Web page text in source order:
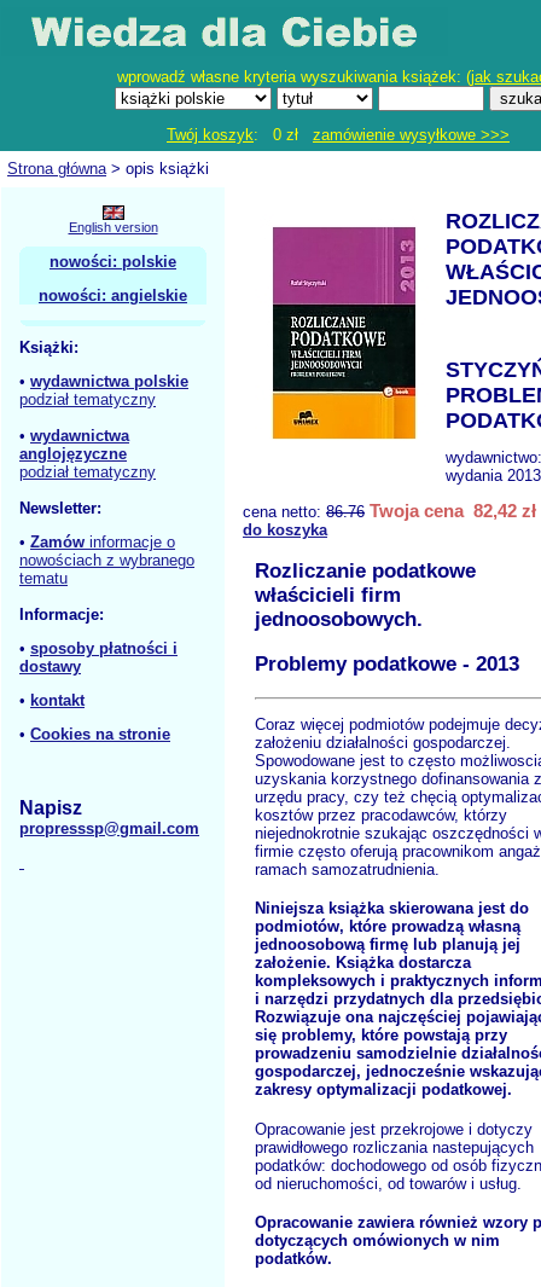
wprowadź własne kryteria wyszukiwania książek: (jak
Twój koszyk: 0 zł zamówienie wysyłkowe >>>
Strona główna> opis książki
English version
nowości: polskie
nowości: angielskie
Książki:
• wydawnictwa polskie
podział tematyczny
• wydawnictwa
anglojęzyczne
podział tematyczny
Newsletter:
• Zamów informacje o
nowościach z wybranego
tematu
Informacje:
• sposoby płatności i
dostawy
• kontakt
• Cookies na stronie
Napisz
propresssp@gmail.com
wydania
cena netto: 86.76 Twoja cena 82,42 zł
do koszyka
Rozliczanie podatkowe
właścicieli firm
jednoosobowych.
Problemy podatkowe - 2013
Coraz więcej podmiotów podejmuje
założeniu działalności gospodarczej.
Spowodowane jest to często
uzyskania korzystnego dofinansowania z
urzędu pracy, czy też chęcią
kosztów przez pracodawców, którzy
niejednokrotnie szukając oszczędności
firmie często oferują pracownikom
ramach samozatrudnienia.
Niniejsza książka skierowana jest do
podmiotów, które prowadzą własną
jednoosobową firmę lub planują jej
założenie. Książka dostarcza
kompleksowych i praktycznych
i narzędzi przydatnych dla
Rozwiązuje ona najczęściej
się problemy, które powstają przy
prowadzeniu samodzielnie
gospodarczej, jednocześnie
zakresy optymalizacji podatkowej.
Opracowanie jest przekrojowe i dotyczy
prawidłowego rozliczania nastepujących
podatków: dochodowego od osób
od nieruchomości, od towarów i usług.
Opracowanie zawiera również wzory
dotyczących omówionych w nim
podatków.